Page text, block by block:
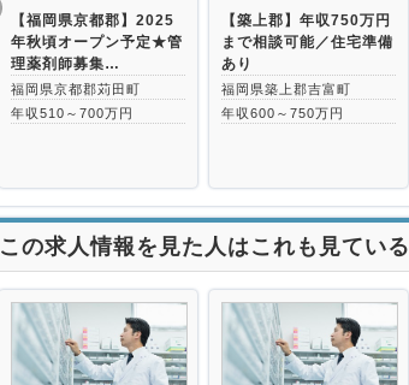
【福岡県京都郡】2025
年秋頃オープン予定★管
理薬剤師募集…
福岡県京都郡苅田町
年収510～700万円
【築上郡】年収750万円
まで相談可能／住宅準備
あり
福岡県築上郡吉富町
年収600～750万円
この求人情報を見た人はこれも見ている